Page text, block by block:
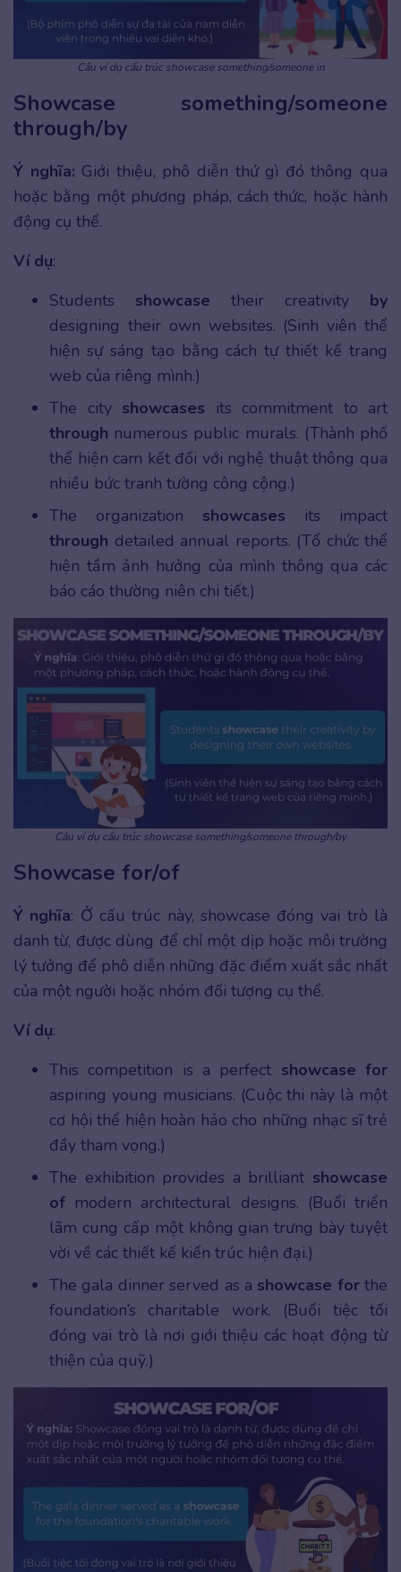
Câu ví dụ cấu trúc showcase something/someone in
Showcase something/someone
through/by
Ý nghĩa: Giới thiệu, phô diễn thứ gì đó thông qua
hoặc bằng một phương pháp, cách thức, hoặc hành
động cụ thể.
Ví dụ:
Students showcase their creativity by
designing their own websites. (Sinh viên thể
hiện sự sáng tạo bằng cách tự thiết kế trang
web của riêng mình.)
The city showcases its commitment to art
through numerous public murals. (Thành phố
thể hiện cam kết đối với nghệ thuật thông qua
nhiều bức tranh tường công cộng.)
The organization showcases its impact
through detailed annual reports. (Tổ chức thể
hiện tầm ảnh hưởng của mình thông qua các
báo cáo thường niên chi tiết.)
Câu ví dụ cấu trúc showcase something/someone through/by
Showcase for/of
Ý nghĩa: Ở cấu trúc này, showcase đóng vai trò là
danh từ, được dùng để chỉ một dịp hoặc môi trường
lý tưởng để phô diễn những đặc điểm xuất sắc nhất
của một người hoặc nhóm đối tượng cụ thể.
Ví dụ:
This competition is a perfect showcase for
aspiring young musicians. (Cuộc thi này là một
cơ hội thể hiện hoàn hảo cho những nhạc sĩ trẻ
đầy tham vọng.)
The exhibition provides a brilliant showcase
of modern architectural designs. (Buổi triển
lãm cung cấp một không gian trưng bày tuyệt
vời về các thiết kế kiến trúc hiện đại.)
The gala dinner served as a showcase forthe
foundation’s charitable work. (Buổi tiệc tối
đóng vai trò là nơi giới thiệu các hoạt động từ
thiện của quỹ.)